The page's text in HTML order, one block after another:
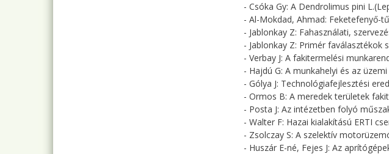
- Csóka Gy: A Dendrolimus pini
- Al-Mokdad, Ahmad: Feketefenyő-
- Jablonkay Z: Fahasználati,
- Jablonkay Z: Primér faválasztékok
- Verbay J: A fakitermelési
- Hajdú G: A munkahelyi és az
- Gólya J: Technológiafejlesztési
- Ormos B: A meredek területek
- Posta J: Az intézetben folyó
- Walter F: Hazai kialakítású ERTI
- Zsolczay S: A szelektív
- Huszár E-né, Fejes J: Az